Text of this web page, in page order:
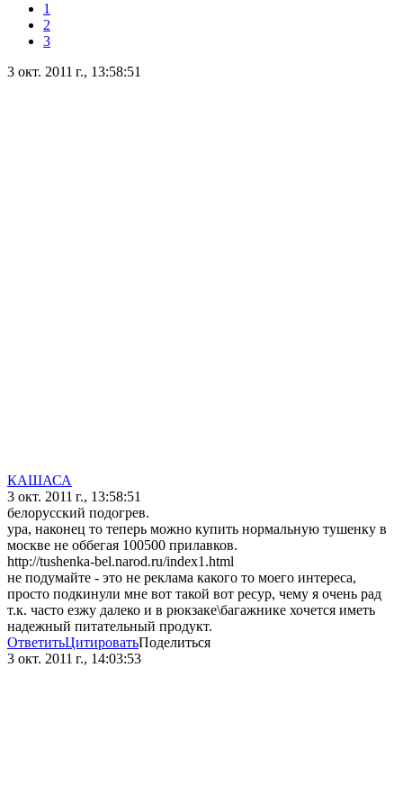
1
2
3
3 окт. 2011 г., 13:58:51
КАШАСА
3 окт. 2011 г., 13:58:51
белорусский подогрев.
ура, наконец то теперь можно купить нормальную тушенку в
москве не оббегая 100500 прилавков.
http://tushenka-bel.narod.ru/index1.html
не подумайте - это не реклама какого то моего интереса,
просто подкинули мне вот такой вот ресур, чему я очень рад
т.к. часто езжу далеко и в рюкзаке\багажнике хочется иметь
надежный питательный продукт.
ОтветитьЦитироватьПоделиться
3 окт. 2011 г., 14:03:53